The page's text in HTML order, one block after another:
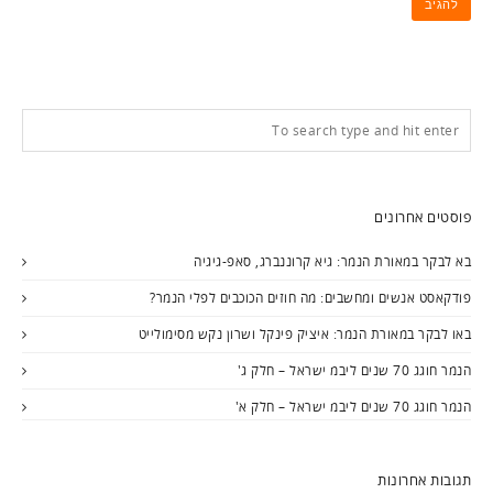
פוסטים אחרונים
בא לבקר במאורת הנמר: גיא קרוננברג, סאפ-גיגיה
פודקאסט אנשים ומחשבים: מה חוזים הכוכבים לפלי הנמר?
באו לבקר במאורת הנמר: איציק פינקל ושרון נקש מסימולייט
הנמר חוגג 70 שנים ליבמ ישראל – חלק ג'
הנמר חוגג 70 שנים ליבמ ישראל – חלק א'
תגובות אחרונות